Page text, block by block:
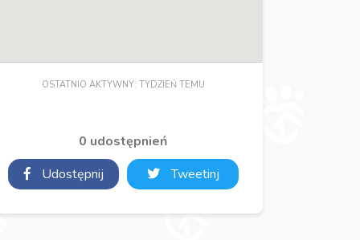
OSTATNIO AKTYWNY: TYDZIEŃ TEMU
0 udostępnień
Udostępnij
Tweetinj